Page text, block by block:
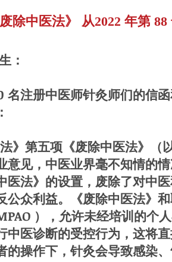
中医法》 从2022 年第 88
：
注册中医师针灸师们的信函
第五项《废除中医法》（
意见，中医业界毫不知情的
医法》的设置，废除了对中
公众利益。《废除中医法》
），允许未经培训的个
中医诊断的受控行为，这将
的操作下，针灸会导致感染